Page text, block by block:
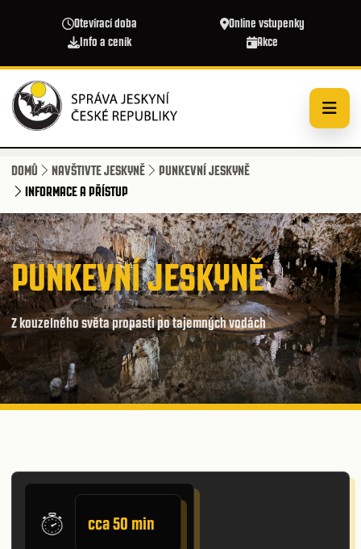
Otevírací doba
Online vstupenky
Info a ceník
Akce
DOMŮ NAVŠTIVTE JESKYNĚ
PUNKEVNÍ JESKYNĚ
INFORMACE A PŘÍSTUP
PUNKEVNÍ JESKYNĚ
Z kouzelného světa propasti po tajemných vodách
cca 50 min